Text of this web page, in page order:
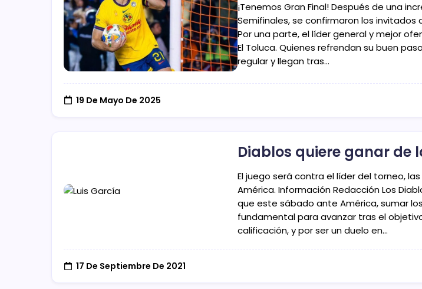
¡Tenemos Gran Final! Después de una
Semifinales, se confirmaron los invitados
Por una parte, el líder general y mejor
El Toluca. Quienes refrendan su buen
regular y llegan tras…
19 De Mayo De 2025
Diablos quiere ganar de
El juego será contra el líder del torneo,
América. Información Redacción Los
que este sábado ante América, sumar
fundamental para avanzar tras el
calificación, y por ser un duelo en…
17 De Septiembre De 2021